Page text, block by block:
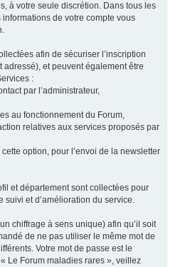
à votre seule discrétion. Dans tous les
de votre compte vous
afin de sécuriser l’inscription
et peuvent également être
:
par l’administrateur,
au fonctionnement du Forum,
relatives aux services proposés par
option, pour l’envoi de la newsletter
et département sont collectées pour
suivi et d’amélioration du service.
chiffrage à sens unique) afin qu’il soit
de ne pas utiliser le même mot de
Votre mot de passe est le
Le Forum maladies rares », veillez